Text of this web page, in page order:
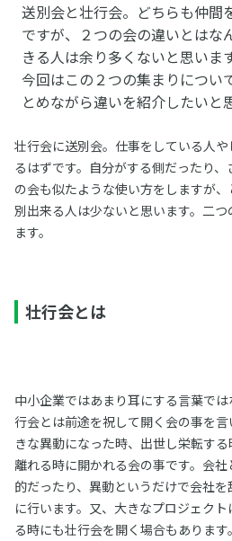
送別会と壮行会。どちらも仲間
ですが、２つの会の違いとはな
きる人は余り多くないと思います
今回はこの２つの集まりについ
とめながら違いを紹介したいと
壮行会に送別会。仕事をしている人
るはずです。自分がする側だったり
の会も似たような使い方をしますが
別出来る人は少ないと思います。二
ます。
壮行会とは
中小企業ではあまり耳にする言葉で
行会とは前途を祝して開く会の事を
きな異動になった時、出世し栄転す
離れる時に開かれる会の事です。会
的だったり、異動というだけで会社
に行います。又、大きなプロジェク
る時にも壮行会を開く場合もありま